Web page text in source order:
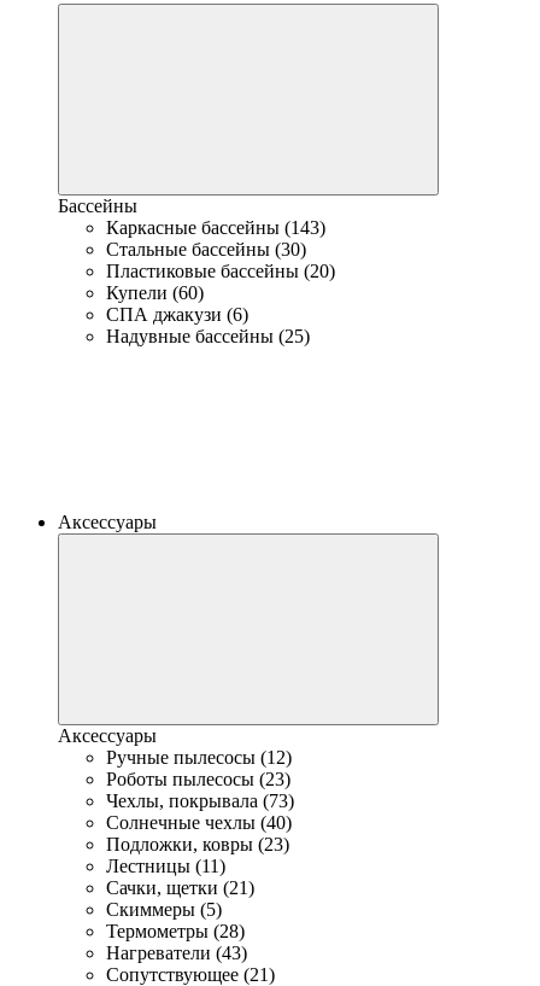
Бассейны
Каркасные бассейны (143)
Стальные бассейны (30)
Пластиковые бассейны (20)
Купели (60)
СПА джакузи (6)
Надувные бассейны (25)
Аксессуары
Аксессуары
Ручные пылесосы (12)
Роботы пылесосы (23)
Чехлы, покрывала (73)
Солнечные чехлы (40)
Подложки, ковры (23)
Лестницы (11)
Сачки, щетки (21)
Скиммеры (5)
Термометры (28)
Нагреватели (43)
Сопутствующее (21)